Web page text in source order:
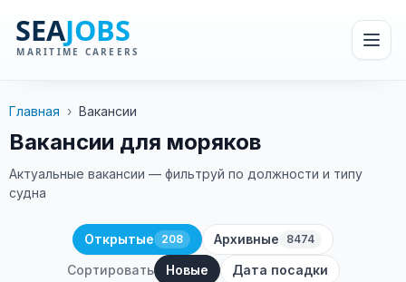
Главная › Вакансии
Вакансии для моряков
Актуальные вакансии — фильтруй по должности и типу
судна
Открытые 208 Архивные 8474
Сортировать Новые Дата посадки